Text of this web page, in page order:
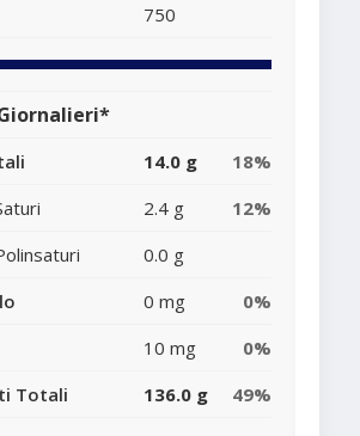
750
14.0 g
18%
2.4 g
12%
0.0 g
0 mg
0%
10 mg
0%
Totali
136.0 g
49%